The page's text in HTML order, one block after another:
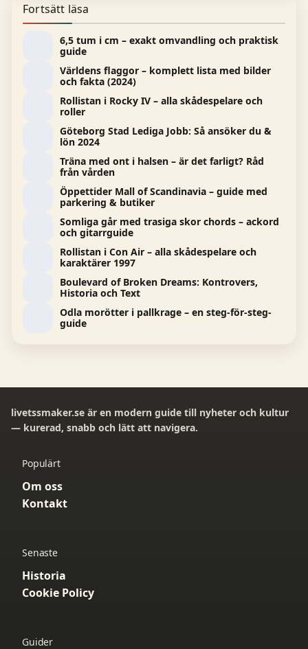
Fortsätt läsa
6,5 tum i cm – exakt omvandling och praktisk
guide
Världens flaggor – komplett lista med bilder
och fakta (2024)
Rollistan i Rocky IV – alla skådespelare och
roller
Göteborg Stad Lediga Jobb: Så ansöker du &
lön 2024
Träna med ont i halsen – är det farligt? Råd
från vården
Öppettider Mall of Scandinavia – guide med
parkering & butiker
Somliga går med trasiga skor chords – ackord
och gitarrguide
Rollistan i Con Air – alla skådespelare och
karaktärer 1997
Boulevard of Broken Dreams: Kontrovers,
Historia och Text
Odla morötter i pallkrage – en steg-för-steg-
guide
livetssmaker.se är en modern guide till nyheter och kultur
— kurerad, snabb och lätt att navigera.
Populärt
Om oss
Kontakt
Senaste
Historia
Cookie Policy
Guider